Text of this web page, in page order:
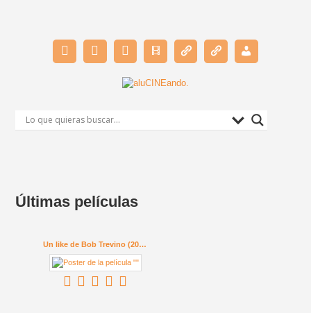
Últimas películas
Un like de Bob Trevino (2024)